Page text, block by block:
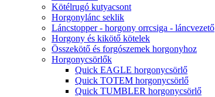
Kötélrugó kutyacsont
Horgonylánc seklik
Láncstopper - horgony orrcsiga - láncvezető
Horgony és kikötő kötelek
Összekötő és forgószemek horgonyhoz
Horgonycsörlők
Quick EAGLE horgonycsörlő
Quick TOTEM horgonycsörlő
Quick TUMBLER horgonycsörlő